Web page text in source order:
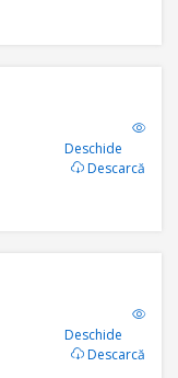
Deschide
Descarcă
Deschide
Descarcă